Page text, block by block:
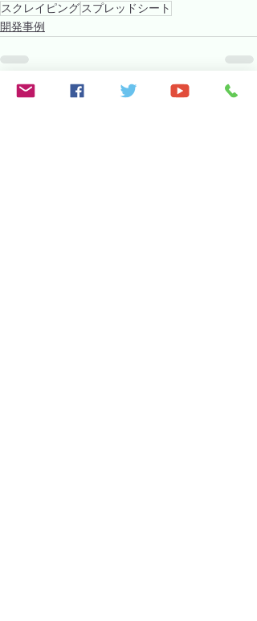
スクレイピングスプレッドシート
開発事例
関連記事 すべて表示